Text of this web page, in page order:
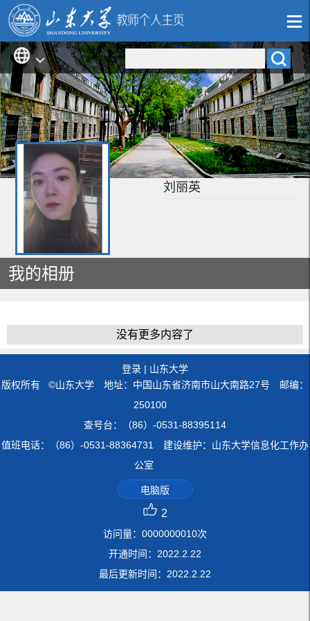
刘丽英
我的相册
没有更多内容了
登录 | 山东大学
版权所有 ©山东大学 地址：中国山东省济南市山大南路27号 邮编：
250100
查号台：（86）-0531-88395114
值班电话：（86）-0531-88364731 建设维护：山东大学信息化工作办
公室
电脑版
2
访问量： 0000000010次
开通时间： 2022 2 22
最后更新时间： 2022 2 22